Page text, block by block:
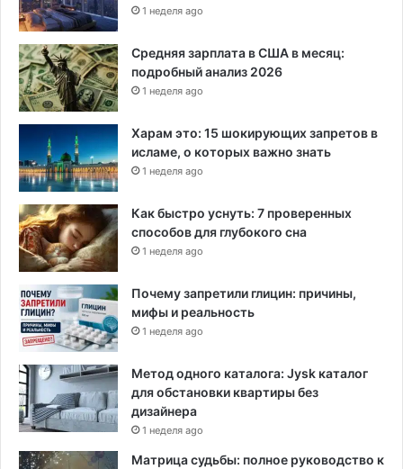
1 неделя ago
Средняя зарплата в США в месяц:
подробный анализ 2026
1 неделя ago
Харам это: 15 шокирующих запретов в
исламе, о которых важно знать
1 неделя ago
Как быстро уснуть: 7 проверенных
способов для глубокого сна
1 неделя ago
Почему запретили глицин: причины,
мифы и реальность
1 неделя ago
Метод одного каталога: Jysk каталог
для обстановки квартиры без
дизайнера
1 неделя ago
Матрица судьбы: полное руководство к